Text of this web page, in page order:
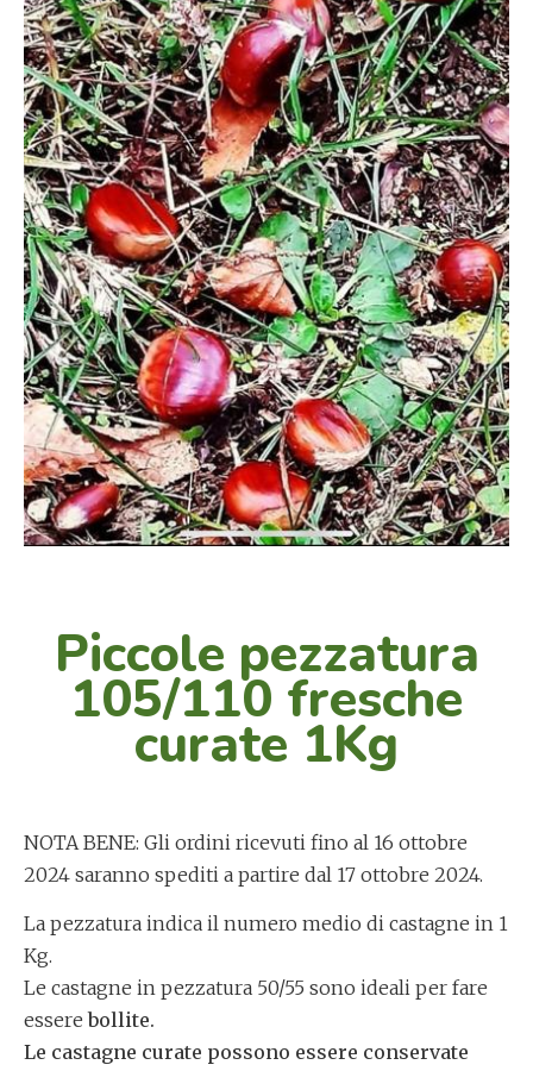
Piccole pezzatura
105/110 fresche
curate 1Kg
NOTA BENE: Gli ordini ricevuti fino al 16 ottobre
2024 saranno spediti a partire dal 17 ottobre 2024.
La pezzatura indica il numero medio di castagne in 1
Kg.
Le castagne in pezzatura 50/55 sono ideali per fare
esserebollite.
Le castagne curate possono essere conservate